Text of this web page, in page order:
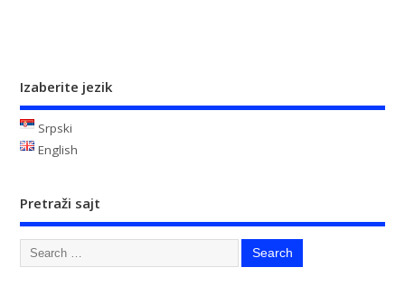
Izaberite jezik
Srpski
English
Pretraži sajt